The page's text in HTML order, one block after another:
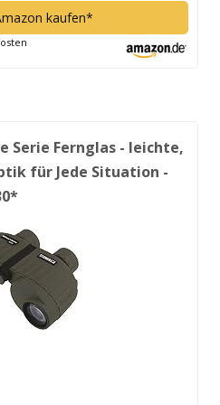
kaufen*
Serie Fernglas - leichte,
für Jede Situation -